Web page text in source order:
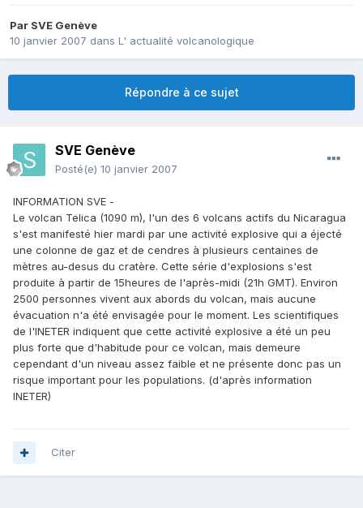
Par SVE Genève
10 janvier 2007 dans L' actualité volcanologique
Répondre à ce sujet
SVE Genève
Posté(e) 10 janvier 2007
INFORMATION SVE -
Le volcan Telica (1090 m), l'un des 6 volcans actifs du Nicaragua
s'est manifesté hier mardi par une activité explosive qui a éjecté
une colonne de gaz et de cendres à plusieurs centaines de
mètres au-desus du cratère. Cette série d'explosions s'est
produite à partir de 15heures de l'après-midi (21h GMT). Environ
2500 personnes vivent aux abords du volcan, mais aucune
évacuation n'a été envisagée pour le moment. Les scientifiques
de l'INETER indiquent que cette activité explosive a été un peu
plus forte que d'habitude pour ce volcan, mais demeure
cependant d'un niveau assez faible et ne présente donc pas un
risque important pour les populations. (d'après information
INETER)
Citer